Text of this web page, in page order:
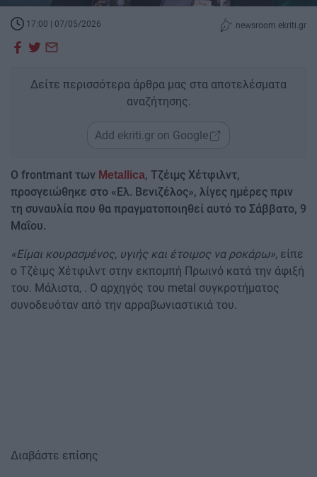
17:00 | 07/05/2026 newsroom ekriti.gr
Δείτε περισσότερα άρθρα μας στα αποτελέσματα
αναζήτησης.
Add ekriti.gr on Google
Ο frontmant των Μetallica, Τζέιμς Χέτφιλντ,
προσγειώθηκε στο «Ελ. Βενιζέλος», λίγες ημέρες πριν
τη συναυλία που θα πραγματοποιηθεί αυτό το Σάββατο, 9
Μαΐου.
«Είμαι κουρασμένος, υγιής και έτοιμος να ροκάρω», είπε
ο Τζέιμς Χέτφιλντ στην εκπομπή Πρωινό κατά την άφιξή
του. Μάλιστα, . Ο αρχηγός του metal συγκροτήματος
συνοδευόταν από την αρραβωνιαστικιά του.
Διαβάστε επίσης